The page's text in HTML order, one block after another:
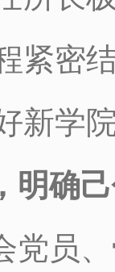
紧密
新学
明确
党员